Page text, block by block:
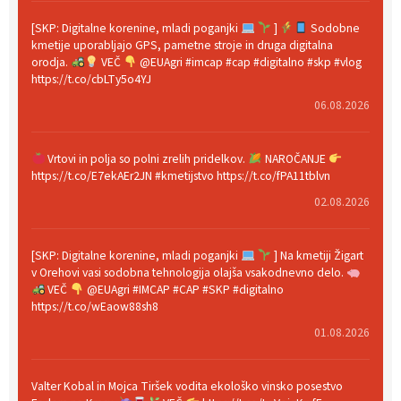
[SKP: Digitalne korenine, mladi poganjki ]
Sodobne
kmetije uporabljajo GPS, pametne stroje in druga digitalna
orodja.
VEČ
@EUAgri #imcap #cap #digitalno #skp #vlog
https://t.co/cbLTy5o4YJ
06.08.2026
Vrtovi in polja so polni zrelih pridelkov.
NAROČANJE
https://t.co/E7ekAEr2JN #kmetijstvo https://t.co/fPA11tblvn
02.08.2026
[SKP: Digitalne korenine, mladi poganjki
] Na kmetiji Žigart
v Orehovi vasi sodobna tehnologija olajša vsakodnevno delo.
VEČ
@EUAgri #IMCAP #CAP #SKP #digitalno
https://t.co/wEaow88sh8
01.08.2026
Valter Kobal in Mojca Tiršek vodita ekološko vinsko posestvo